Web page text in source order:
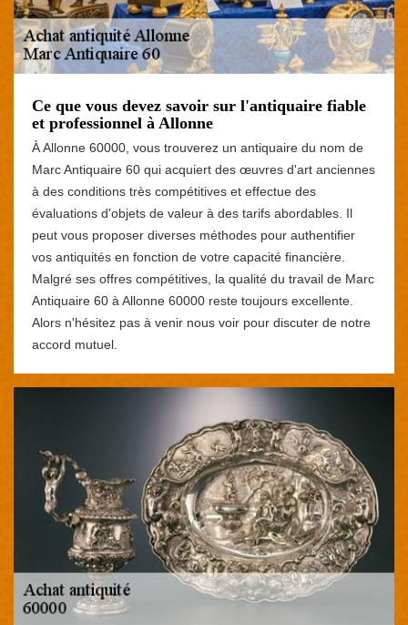
Ce que vous devez savoir sur l'antiquaire fiable
et professionnel à Allonne
À Allonne 60000, vous trouverez un antiquaire du nom de
Marc Antiquaire 60 qui acquiert des œuvres d'art anciennes
à des conditions très compétitives et effectue des
évaluations d'objets de valeur à des tarifs abordables. Il
peut vous proposer diverses méthodes pour authentifier
vos antiquités en fonction de votre capacité financière.
Malgré ses offres compétitives, la qualité du travail de Marc
Antiquaire 60 à Allonne 60000 reste toujours excellente.
Alors n'hésitez pas à venir nous voir pour discuter de notre
accord mutuel.